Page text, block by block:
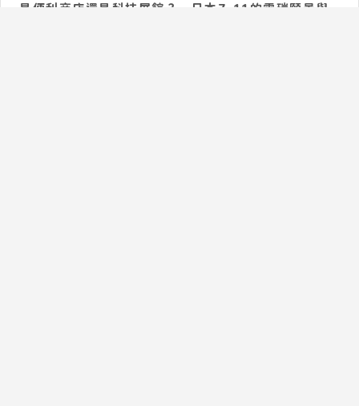
是便利商店還是科技展館？—日本7-11的零碳願景與